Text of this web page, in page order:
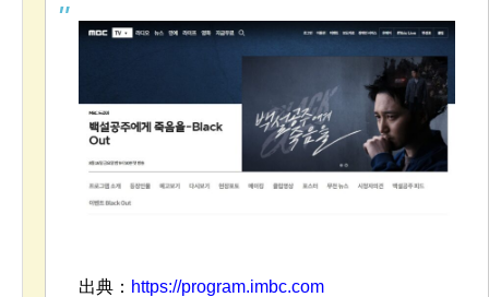
出典： https://program.imbc.com